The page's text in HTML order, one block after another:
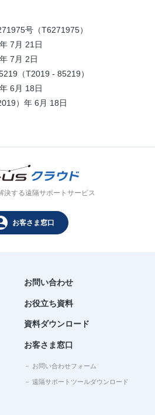
号（T6271975）
7月 21日
7月 2日
（T2019 - 85219）
6月 18日
）年 6月 18日
決する遠隔サポートサービス
お客さま窓口
お問い合わせ
お役立ち資料
資料ダウンロード
お客さま窓口
－ お問い合わせフォーム
－ 遠隔サポートツールダウンロード